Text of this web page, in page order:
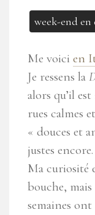
week-end en
Me voici en
Je ressens la
alors qu’il est
rues calmes
« douces et
justes encore.
Ma curiosité
bouche, mais
semaines